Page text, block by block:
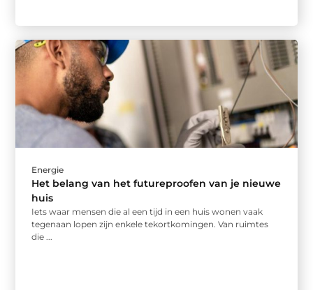
Energie
Het belang van het futureproofen van je nieuwe
huis
Iets waar mensen die al een tijd in een huis wonen vaak
tegenaan lopen zijn enkele tekortkomingen. Van ruimtes
die ...